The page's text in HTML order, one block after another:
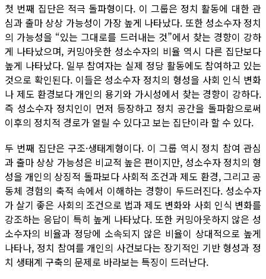
첫 번째 집단은 적극 돌파형이다. 이 그룹은 정치 활동에 대한 관
심과 출마 상상 가능성이 가장 높게 나타났다. 또한 성소수자 정치
의 가능성을 “있는 그대로를 드러내는 것”에서 찾는 경향이 강하
게 나타났으며, 커밍아웃한 성소수자의 비율 역시 다른 집단보다
높게 나타났다. 일부 참여자는 실제 정당 활동에도 참여하고 있는
것으로 확인된다. 이들은 성소수자 정치의 형성을 사회 인식 변화
나 제도 환경보다 개인의 용기와 가시성에서 찾는 경향이 강하다.
즉 성소수자 정치인이 먼저 등장하고 정치 공간을 돌파함으로써
이후의 정치적 경로가 열릴 수 있다고 보는 집단이라 할 수 있다.
두 번째 집단은 구조·생태계형이다. 이 그룹 역시 정치 참여 관심
과 출마 상상 가능성은 비교적 높은 편이지만, 성소수자 정치의 형
성을 개인의 상징적 돌파보다 사회적 조건과 제도 환경, 그리고 공
동체 경험의 축적 속에서 이해하는 경향이 두드러진다. 성소수자
가 살기 좋은 사회의 조건으로 법과 제도 변화와 사회 인식 변화를
강조하는 응답이 특히 높게 나타났다. 또한 커밍아웃하지 않은 성
소수자의 비율과 정당에 소속되지 않은 비율이 상대적으로 높게
나타나, 정치 참여를 개인의 사건보다는 장기적인 기반 형성과 정
치 생태계 구축의 문제로 바라보는 특징이 드러난다.